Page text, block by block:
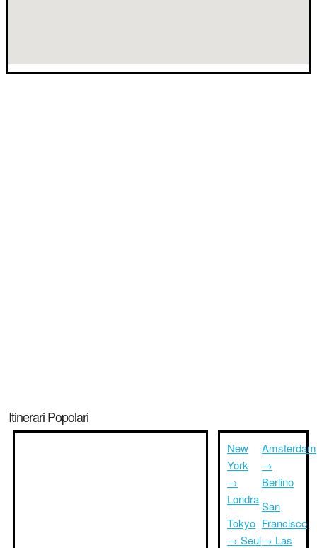
Itinerari Popolari
New
York
→
Londra
Tokyo
→ Seul
Amsterdam
→
Berlino
San
Francisco
→ Las